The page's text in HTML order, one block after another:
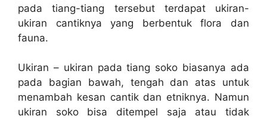
pada tiang-tiang tersebut terdapat ukiran-
ukiran cantiknya yang berbentuk flora dan
fauna.
Ukiran – ukiran pada tiang soko biasanya ada
pada bagian bawah, tengah dan atas untuk
menambah kesan cantik dan etniknya. Namun
ukiran soko bisa ditempel saja atau tidak